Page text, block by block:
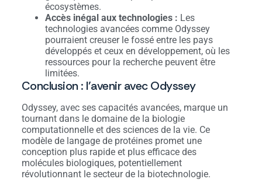
écosystèmes.
Accès inégal aux technologies : Les
technologies avancées comme Odyssey
pourraient creuser le fossé entre les pays
développés et ceux en développement, où les
ressources pour la recherche peuvent être
limitées.
Conclusion : l’avenir avec Odyssey
Odyssey, avec ses capacités avancées, marque un
tournant dans le domaine de la biologie
computationnelle et des sciences de la vie. Ce
modèle de langage de protéines promet une
conception plus rapide et plus efficace des
molécules biologiques, potentiellement
révolutionnant le secteur de la biotechnologie.